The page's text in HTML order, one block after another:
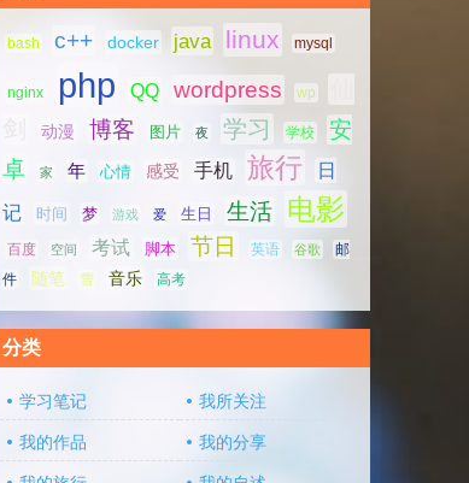
bash c++ docker java linux mysql
nginx php QQ wordpress wp
动漫 博客 图片 夜 学习 学校
安
卓
家 年 心情 感受 手机 旅行 日
记 时间 梦 游戏 爱 生日 生活 电影
百度 空间 考试 脚本 节日 英语 谷歌 邮
件 随笔 雪 音乐 高考
分类
学习笔记 我所关注
我的作品 我的分享